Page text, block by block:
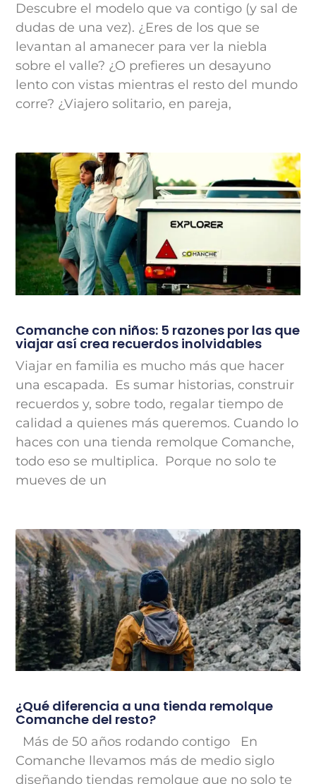
Descubre el modelo que va contigo (y sal de
dudas de una vez). ¿Eres de los que se
levantan al amanecer para ver la niebla
sobre el valle? ¿O prefieres un desayuno
lento con vistas mientras el resto del mundo
corre? ¿Viajero solitario, en pareja,
Comanche con niños: 5 razones por las que
viajar así crea recuerdos inolvidables
Viajar en familia es mucho más que hacer
una escapada. Es sumar historias, construir
recuerdos y, sobre todo, regalar tiempo de
calidad a quienes más queremos. Cuando lo
haces con una tienda remolque Comanche,
todo eso se multiplica. Porque no solo te
mueves de un
¿Qué diferencia a una tienda remolque
Comanche del resto?
Más de 50 años rodando contigo En
Comanche llevamos más de medio siglo
diseñando tiendas remolque que no solo te